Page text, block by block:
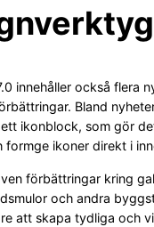
innehåller också flera
Bland
ikonblock, som gör
formge ikoner direkt i
förbättringar kring
och andra
att skapa tydliga och